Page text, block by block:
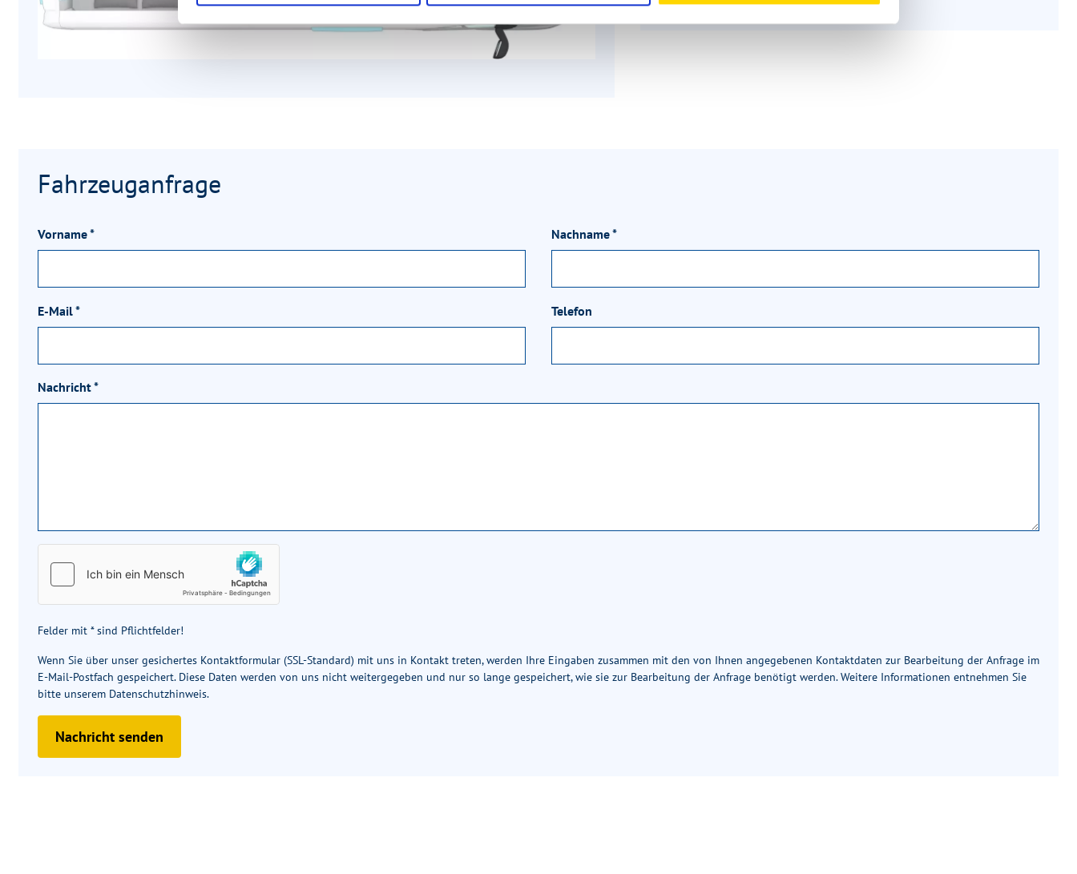
Fahrzeuganfrage
Vorname* Nachname*
E-Mail* Telefon
Nachricht*
Felder mit * sind Pflichtfelder!
Wenn Sie über unser gesichertes Kontaktformular (SSL-Standard) mit uns in Kontakt treten, werden Ihre Eingaben zusammen mit den von Ihnen angegebenen Kontaktdaten zur Bearbeitung der Anfrage im
E-Mail-Postfach gespeichert. Diese Daten werden von uns nicht weitergegeben und nur so lange gespeichert, wie sie zur Bearbeitung der Anfrage benötigt werden. Weitere Informationen entnehmen Sie
bitte unserem Datenschutzhinweis.
Nachricht senden